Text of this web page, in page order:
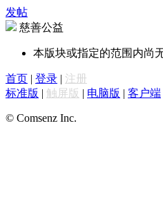
发帖
慈善公益
本版块或指定的范围内尚
首页 | 登录 | 注册
标准版 | 触屏版 | 电脑版 | 客户端
© Comsenz Inc.